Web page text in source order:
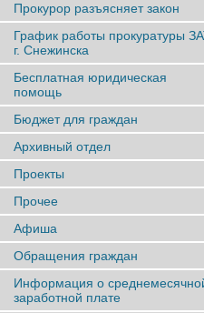
Прокурор разъясняет закон
График работы прокуратуры
г. Снежинска
Бесплатная юридическая
помощь
Бюджет для граждан
Архивный отдел
Проекты
Прочее
Афиша
Обращения граждан
Информация о
заработной плате